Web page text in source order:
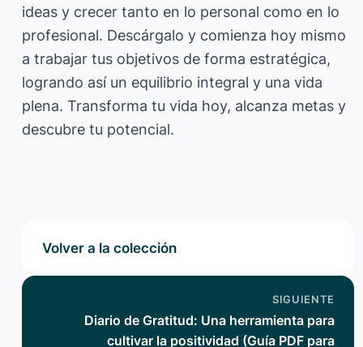
ideas y crecer tanto en lo personal como en lo
profesional. Descárgalo y comienza hoy mismo
a trabajar tus objetivos de forma estratégica,
logrando así un equilibrio integral y una vida
plena. Transforma tu vida hoy, alcanza metas y
descubre tu potencial.
Volver a la colección
SIGUIENTE
Diario de Gratitud: Una herramienta para
cultivar la positividad (Guía PDF para